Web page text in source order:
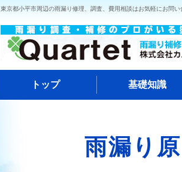
東京都小平市周辺の雨漏り修理、調査、費用相談はお気軽にお問い
トップ 基礎知識
雨漏り